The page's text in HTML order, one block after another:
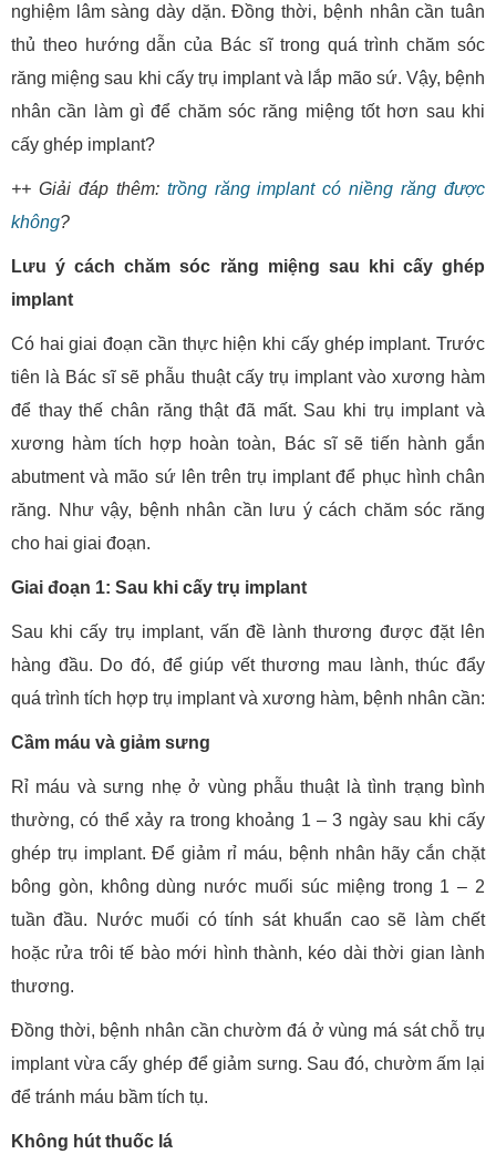
nghiệm lâm sàng dày dặn. Đồng thời, bệnh nhân cần tuân
thủ theo hướng dẫn của Bác sĩ trong quá trình chăm sóc
răng miệng sau khi cấy trụ implant và lắp mão sứ. Vậy, bệnh
nhân cần làm gì để chăm sóc răng miệng tốt hơn sau khi
cấy ghép implant?
++ Giải đáp thêm: trồng răng implant có niềng răng được
không?
Lưu ý cách chăm sóc răng miệng sau khi cấy ghép
implant
Có hai giai đoạn cần thực hiện khi cấy ghép implant. Trước
tiên là Bác sĩ sẽ phẫu thuật cấy trụ implant vào xương hàm
để thay thế chân răng thật đã mất. Sau khi trụ implant và
xương hàm tích hợp hoàn toàn, Bác sĩ sẽ tiến hành gắn
abutment và mão sứ lên trên trụ implant để phục hình chân
răng. Như vậy, bệnh nhân cần lưu ý cách chăm sóc răng
cho hai giai đoạn.
Giai đoạn 1: Sau khi cấy trụ implant
Sau khi cấy trụ implant, vấn đề lành thương được đặt lên
hàng đầu. Do đó, để giúp vết thương mau lành, thúc đẩy
quá trình tích hợp trụ implant và xương hàm, bệnh nhân cần:
Cầm máu và giảm sưng
Rỉ máu và sưng nhẹ ở vùng phẫu thuật là tình trạng bình
thường, có thể xảy ra trong khoảng 1 – 3 ngày sau khi cấy
ghép trụ implant. Để giảm rỉ máu, bệnh nhân hãy cắn chặt
bông gòn, không dùng nước muối súc miệng trong 1 – 2
tuần đầu. Nước muối có tính sát khuẩn cao sẽ làm chết
hoặc rửa trôi tế bào mới hình thành, kéo dài thời gian lành
thương.
Đồng thời, bệnh nhân cần chườm đá ở vùng má sát chỗ trụ
implant vừa cấy ghép để giảm sưng. Sau đó, chườm ấm lại
để tránh máu bầm tích tụ.
Không hút thuốc lá